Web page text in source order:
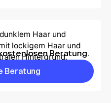
Beratung.
Beratung